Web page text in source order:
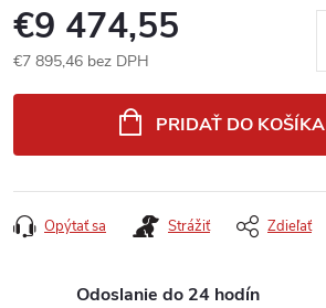
€9 474,55
€7 895,46 bez DPH
PRIDAŤ DO KOŠÍKA
Opýtať sa Strážiť Zdieľať
Odoslanie do 24 hodín